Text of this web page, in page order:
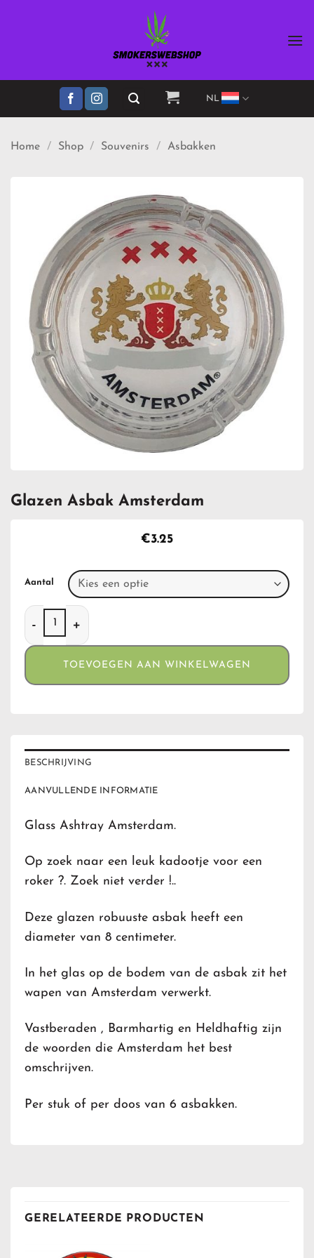
NL
Home / Shop / Souvenirs / Asbakken
Glazen Asbak Amsterdam
€3.25
Aantal
Glazen Asbak Amsterdam aantal
TOEVOEGEN AAN WINKELWAGEN
BESCHRIJVING
AANVULLENDE INFORMATIE
Glass Ashtray Amsterdam.
Op zoek naar een leuk kadootje voor een
roker ?. Zoek niet verder !..
Deze glazen robuuste asbak heeft een
diameter van 8 centimeter.
In het glas op de bodem van de asbak zit het
wapen van Amsterdam verwerkt.
Vastberaden , Barmhartig en Heldhaftig zijn
de woorden die Amsterdam het best
omschrijven.
Per stuk of per doos van 6 asbakken.
GERELATEERDE PRODUCTEN